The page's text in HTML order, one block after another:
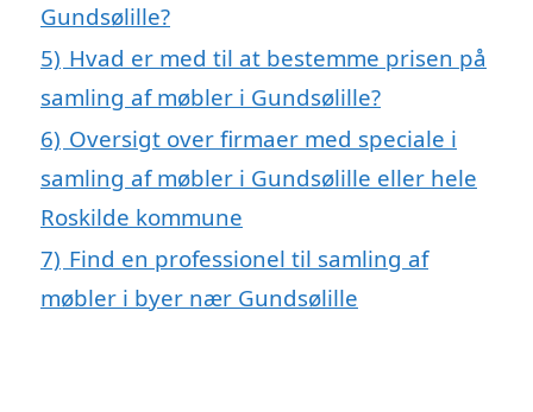
Gundsølille?
5) Hvad er med til at bestemme prisen på
samling af møbler i Gundsølille?
6) Oversigt over firmaer med speciale i
samling af møbler i Gundsølille eller hele
Roskilde kommune
7) Find en professionel til samling af
møbler i byer nær Gundsølille